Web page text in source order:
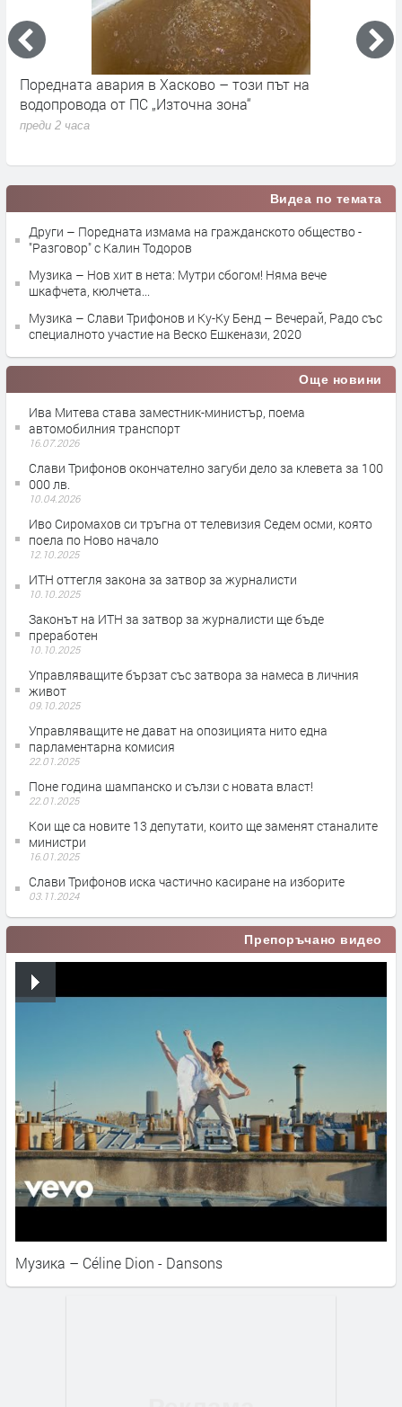
Поредната авария в Хасково – този път на
водопровода от ПС „Източна зона“
преди 2 часа
Видеа по темата
Други – Поредната измама на гражданското общество -
"Разговор" с Калин Тодоров
Музика – Нов хит в нета: Мутри сбогом! Няма вече
шкафчета, кюлчета...
Музика – Слави Трифонов и Ку-Ку Бенд – Вечерай, Радо със
специалното участие на Веско Ешкенази, 2020
Още новини
Ива Митева става заместник-министър, поема
автомобилния транспорт
16.07.2026
Слави Трифонов окончателно загуби дело за клевета за 100
000 лв.
10.04.2026
Иво Сиромахов си тръгна от телевизия Седем осми, която
поела по Ново начало
12.10.2025
ИТН оттегля закона за затвор за журналисти
10.10.2025
Законът на ИТН за затвор за журналисти ще бъде
преработен
10.10.2025
Управляващите бързат със затвора за намеса в личния
живот
09.10.2025
Управляващите не дават на опозицията нито една
парламентарна комисия
22.01.2025
Поне година шампанско и сълзи с новата власт!
22.01.2025
Кои ще са новите 13 депутати, които ще заменят станалите
министри
16.01.2025
Слави Трифонов иска частично касиране на изборите
03.11.2024
Препоръчано видео
Музика – Céline Dion - Dansons